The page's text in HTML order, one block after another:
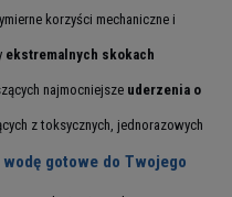
korzyści mechaniczne i
ekstremalnych skokach
najmocniejsze uderzenia o
z toksycznych, jednorazowych
gotowe do Twojego